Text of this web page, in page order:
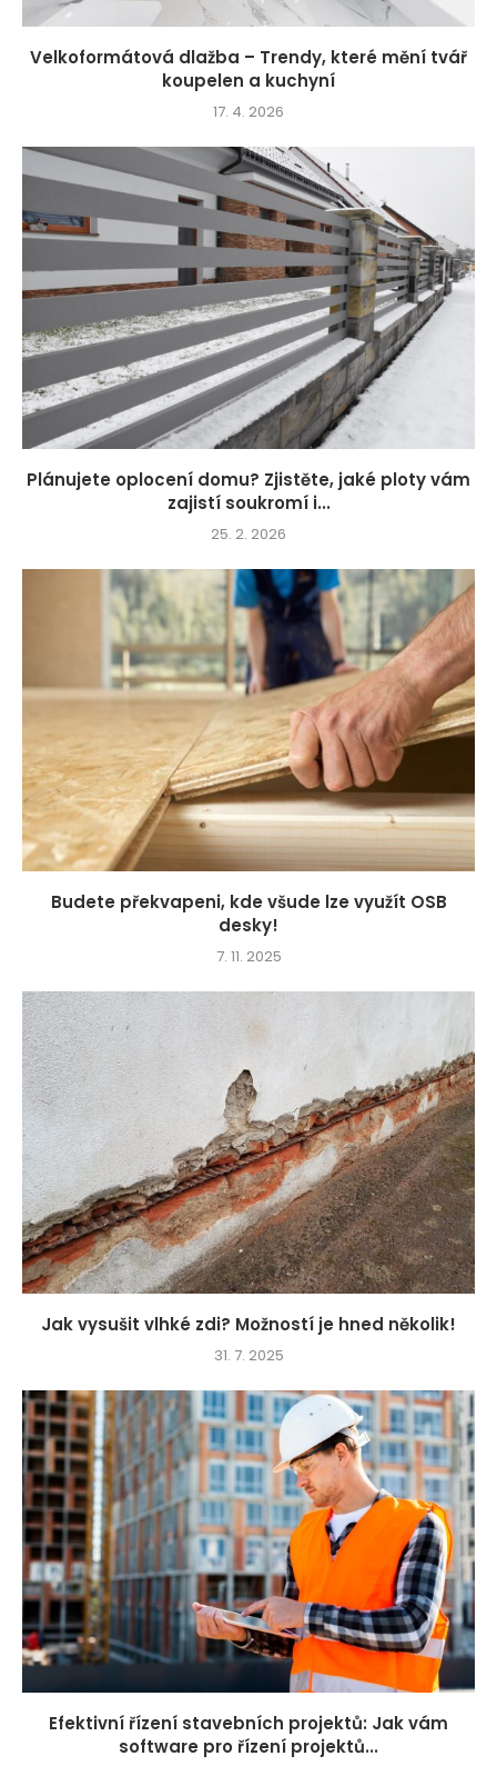
Velkoformátová dlažba – Trendy, které mění tvář
koupelen a kuchyní
17. 4. 2026
Plánujete oplocení domu? Zjistěte, jaké ploty vám
zajistí soukromí i...
25. 2. 2026
Budete překvapeni, kde všude lze využít OSB
desky!
7. 11. 2025
Jak vysušit vlhké zdi? Možností je hned několik!
31. 7. 2025
Efektivní řízení stavebních projektů: Jak vám
software pro řízení projektů...